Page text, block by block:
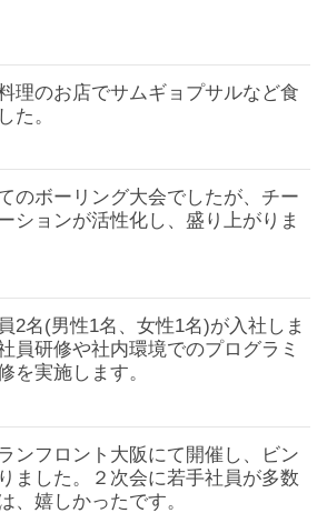
のお店でサムギョプサルなど食
た。
ボーリング大会でしたが、チー
ションが活性化し、盛り上がりま
名(男性1名、女性1名)が入社しま
員研修や社内環境でのプログラミ
を実施します。
フロント大阪にて開催し、ビン
ました。２次会に若手社員が多数
、嬉しかったです。